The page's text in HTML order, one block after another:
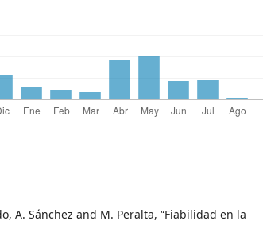
A. Sánchez and M. Peralta, “Fiabilidad en la